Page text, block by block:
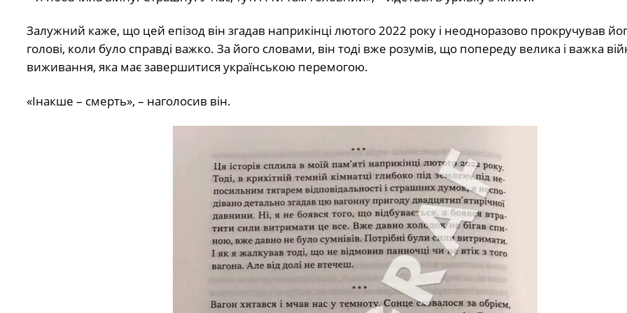
Залужний каже, що цей епізод він згадав наприкінці лютого 2022 року і неодноразово прокручував
голові, коли було справді важко. За його словами, він тоді вже розумів, що попереду велика і важка
виживання, яка має завершитися українською перемогою.
«Інакше – смерть», – наголосив він.